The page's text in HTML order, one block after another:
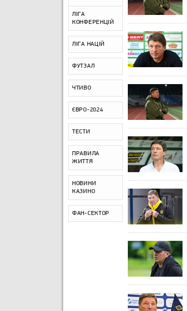
ЛІГА
КОНФЕРЕНЦІЙ
ЛІГА НАЦІЙ
ФУТЗАЛ
ЧТИВО
ЄВРО-2024
ТЕСТИ
ПРАВИЛА
ЖИТТЯ
НОВИНИ
КАЗИНО
ФАН-СЕКТОР